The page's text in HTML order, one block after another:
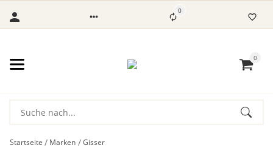
0
0
Startseite Marken Gisser